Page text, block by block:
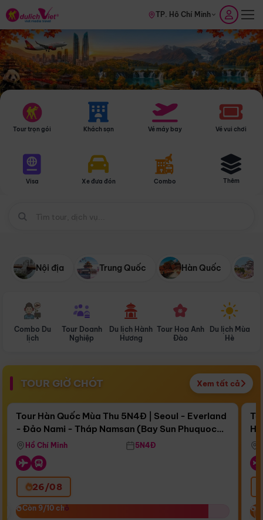
TP. Hồ Chí Minh
Tour trọn gói Khách sạn Vé máy bay Vé vui chơi
Visa Xe đưa đón Combo Thêm
Nội địa Trung Quốc Hàn Quốc
Combo Du
lịch
Tour Doanh
Nghiệp
Du lịch Hành
Hương
Tour Hoa Anh
Đào
Du lịch Mùa
Hè
TOUR GIỜ CHÓT Xem tất cả
Còn16 ngày 12:55:03
Bay Sun Phuquoc Airways
Điểm nổi bật
Tour Hàn Quốc Mùa Thu 5N4Đ | Seoul - Everland
- Đảo Nami - Tháp Namsan (Bay Sun Phuquoc
Airways)
Hồ Chí Minh 5N4Đ
26/08
Còn 9/10 chỗ
Còn 9/10 chỗ